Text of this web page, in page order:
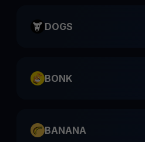
DOGS
BONK
BANANA